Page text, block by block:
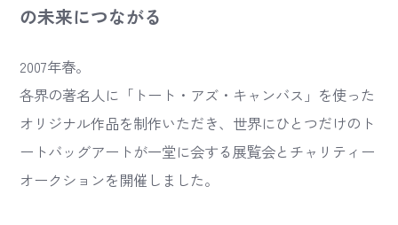
の未来につながる
2007年春。
各界の著名人に「トート・アズ・キャンバス」を使った
オリジナル作品を制作いただき、世界にひとつだけのト
ートバッグアートが一堂に会する展覧会とチャリティー
オークションを開催しました。